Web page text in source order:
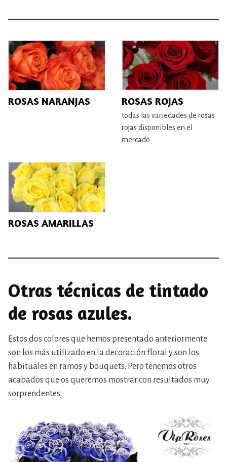
ROSAS NARANJAS ROSAS ROJAS
todas las variedades de rosas
rojas disponibles en el
mercado
ROSAS AMARILLAS
Otras técnicas de tintado
de rosas azules.
Estos dos colores que hemos presentado anteriormente
son los más utilizado en la decoración floral y son los
habituales en ramos y bouquets. Pero tenemos otros
acabados que os queremos mostrar con resultados muy
sorprendentes.